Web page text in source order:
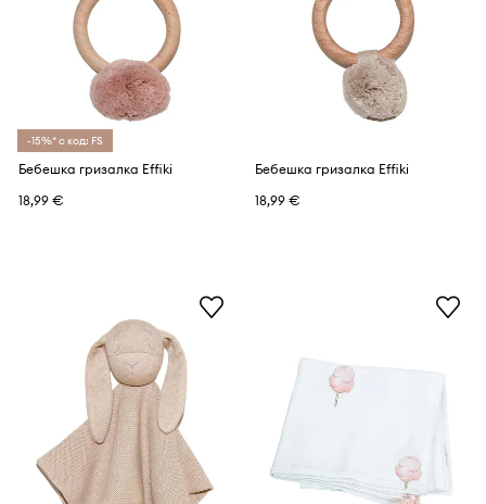
-15%* с код: FS
Бебешка гризалка Effiki
18,99 €
Бебешка гризалка Effiki
18,99 €